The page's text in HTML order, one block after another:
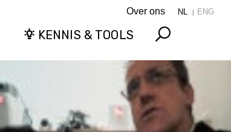
Over ons NL ENG
KENNIS & TOOLS